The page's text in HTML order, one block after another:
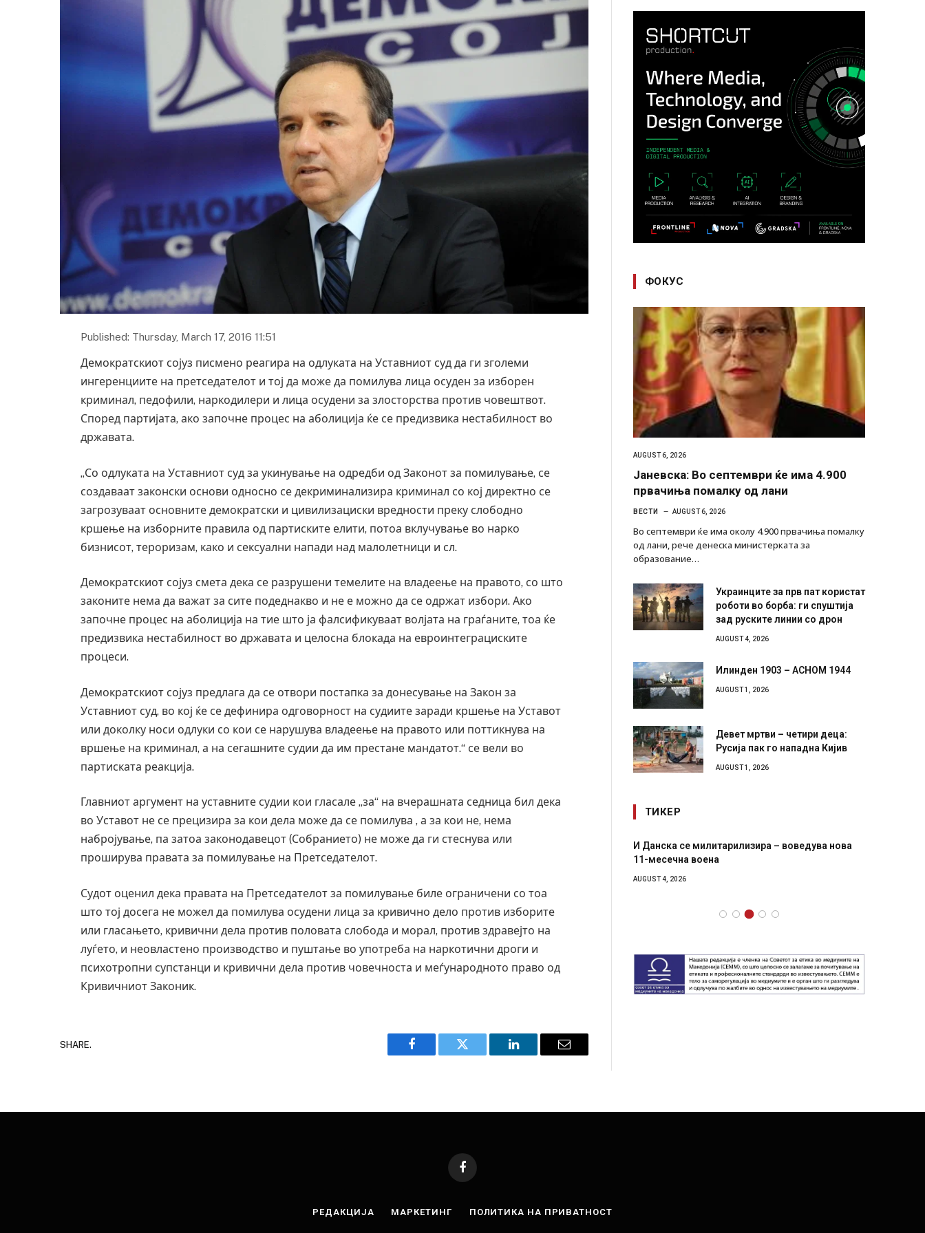
Published: Thursday, March 17, 2016 11:51
Демократскиот сојуз писмено реагира на одлуката на Уставниот суд да ги зголеми
ингеренциите на претседателот и тој да може да помилува лица осуден за изборен
криминал, педофили, наркодилери и лица осудени за злосторства против човештвот.
Според партијата, ако започне процес на аболиција ќе се предизвика нестабилност во
државата.
„Со одлуката на Уставниот суд за укинување на одредби од Законот за помилување, се
создаваат законски основи односно се декриминализира криминал со кој директно се
загрозуваат основните демократски и цивилизациски вредности преку слободно
кршење на изборните правила од партиските елити, потоа вклучување во нарко
бизнисот, тероризам, како и сексуални напади над малолетници и сл.
Демократскиот сојуз смета дека се разрушени темелите на владеење на правото, со што
законите нема да важат за сите подеднакво и не е можно да се одржат избори. Ако
започне процес на аболиција на тие што ја фалсификуваат волјата на граѓаните, тоа ќе
предизвика нестабилност во државата и целосна блокада на евроинтеграциските
процеси.
Демократскиот сојуз предлага да се отвори постапка за донесување на Закон за
Уставниот суд, во кој ќе се дефинира одговорност на судиите заради кршење на Уставот
или доколку носи одлуки со кои се нарушува владеење на правото или поттикнува на
вршење на криминал, а на сегашните судии да им престане мандатот.“ се вели во
партиската реакција.
Главниот аргумент на уставните судии кои гласале „за“ на вчерашната седница бил дека
во Уставот не се прецизира за кои дела може да се помилува , а за кои не, нема
набројување, па затоа законодавецот (Собранието) не може да ги стеснува или
проширува правата за помилување на Претседателот.
Судот оценил дека правата на Претседателот за помилување биле ограничени со тоа
што тој досега не можел да помилува осудени лица за кривично дело против изборите
или гласањето, кривични дела против половата слобода и морал, против здравејто на
луѓето, и неовластено производство и пуштање во употреба на наркотични дроги и
психотропни супстанци и кривични дела против човечноста и меѓународното право од
Кривичниот Законик.
SHARE.
Facebook Twitter LinkedIn Email
ФОКУС
AUGUST 6, 2026
Јаневска: Во септември ќе има 4.900
првачиња помалку од лани
ВЕСТИ AUGUST 6, 2026
Во септември ќе има околу 4.900 првачиња помалку
од лани, рече денеска министерката за
образование…
Украинците за прв пат користат
роботи во борба: ги спуштија
зад руските линии со дрон
AUGUST 4, 2026
Илинден 1903 – АСНОМ 1944
AUGUST 1, 2026
Девет мртви – четири деца:
Русија пак го нападна Кијив
AUGUST 1, 2026
ТИКЕР
СОЗИС: Украинците повеќе им веруваат на
генералите отколку на Зеленски
Рачна бомба експлодира пред зграда во
главниот српски град – оштетени автомобили и
AUGUST 6, 2026
И Данска се милитарилизира – воведува нова
11-месечна воена
AUGUST 4, 2026
Facebook
РЕДАКЦИЈА МАРКЕТИНГ ПОЛИТИКА НА ПРИВАТНОСТ